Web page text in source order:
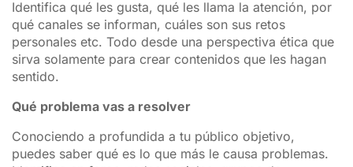
Identifica qué les gusta, qué les llama la atención, por
qué canales se informan, cuáles son sus retos
personales etc. Todo desde una perspectiva ética que
sirva solamente para crear contenidos que les hagan
sentido.
Qué problema vas a resolver
Conociendo a profundida a tu público objetivo,
puedes saber qué es lo que más le causa problemas.